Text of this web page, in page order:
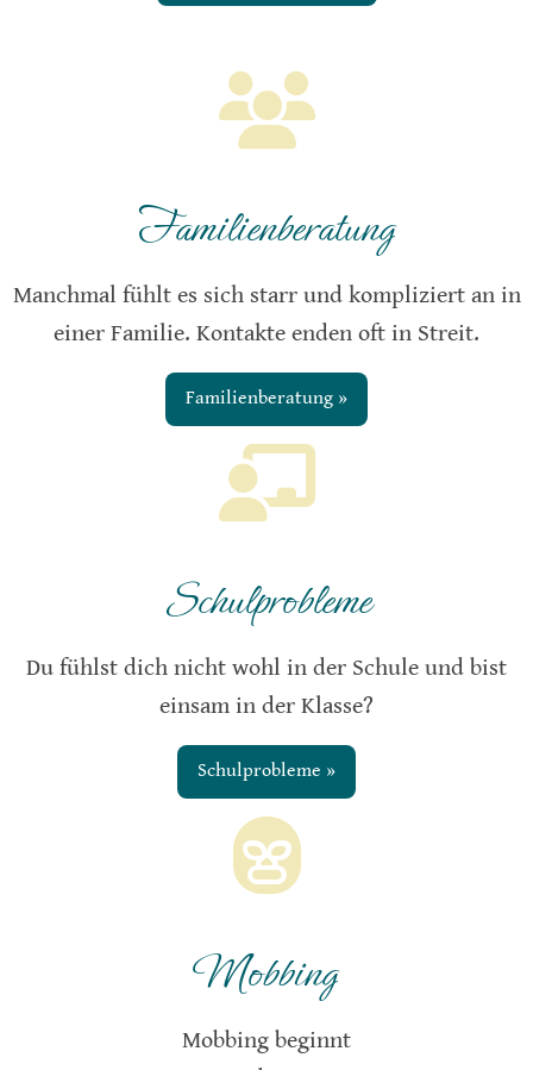
Familienberatung
Manchmal fühlt es sich starr und kompliziert an in
einer Familie. Kontakte enden oft in Streit.
Familienberatung »
Schulprobleme
Du fühlst dich nicht wohl in der Schule und bist
einsam in der Klasse?
Schulprobleme »
Mobbing
Mobbing beginnt